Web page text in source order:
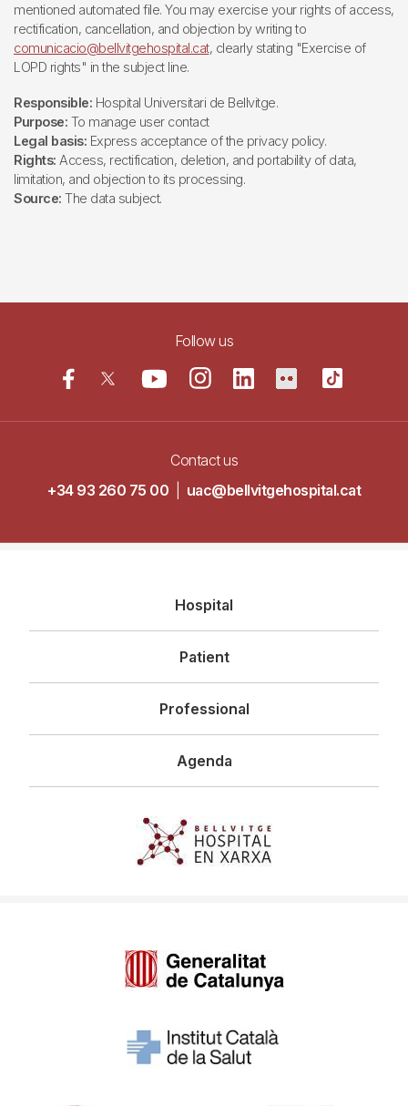
mentioned automated file. You may exercise your rights of access,
rectification, cancellation, and objection by writing to
comunicacio@bellvitgehospital.cat, clearly stating "Exercise of
LOPD rights" in the subject line.
Responsible: Hospital Universitari de Bellvitge.
Purpose: To manage user contact
Legal basis: Express acceptance of the privacy policy.
Rights: Access, rectification, deletion, and portability of data,
limitation, and objection to its processing.
Source: The data subject.
Follow us
Contact us
+34 93 260 75 00
uac@bellvitgehospital.cat
principal
Hospital
Patient
Professional
Agenda